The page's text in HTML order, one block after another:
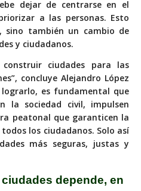
dejar de centrarse en el
a las personas. Esto
sino también un cambio de
y ciudadanos.
ciudades para las
concluye Alejandro López
es fundamental que
la sociedad civil, impulsen
peatonal que garanticen la
los ciudadanos. Solo así
más seguras, justas y
depende, en